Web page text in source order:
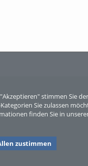
stimmen Sie
Sie zulassen
finden Sie in
zustimmen